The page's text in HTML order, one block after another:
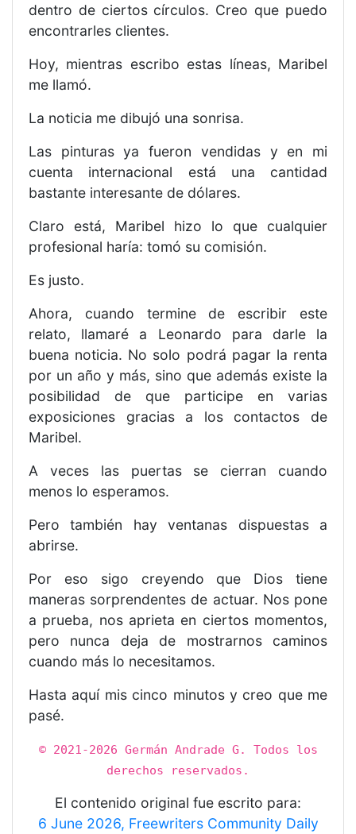
dentro de ciertos círculos. Creo que puedo
encontrarles clientes.
Hoy, mientras escribo estas líneas, Maribel
me llamó.
La noticia me dibujó una sonrisa.
Las pinturas ya fueron vendidas y en mi
cuenta internacional está una cantidad
bastante interesante de dólares.
Claro está, Maribel hizo lo que cualquier
profesional haría: tomó su comisión.
Es justo.
Ahora, cuando termine de escribir este
relato, llamaré a Leonardo para darle la
buena noticia. No solo podrá pagar la renta
por un año y más, sino que además existe la
posibilidad de que participe en varias
exposiciones gracias a los contactos de
Maribel.
A veces las puertas se cierran cuando
menos lo esperamos.
Pero también hay ventanas dispuestas a
abrirse.
Por eso sigo creyendo que Dios tiene
maneras sorprendentes de actuar. Nos pone
a prueba, nos aprieta en ciertos momentos,
pero nunca deja de mostrarnos caminos
cuando más lo necesitamos.
Hasta aquí mis cinco minutos y creo que me
pasé.
© 2021-2026 Germán Andrade G. Todos los
derechos reservados.
El contenido original fue escrito para:
6 June 2026, Freewriters Community Daily